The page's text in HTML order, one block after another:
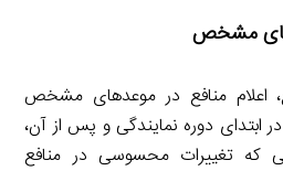
مشخص
اعلام منافع در موعدهای مشخص
ابتدای دوره نمایندگی و پس از آن،
که تغییرات محسوسی در منافع